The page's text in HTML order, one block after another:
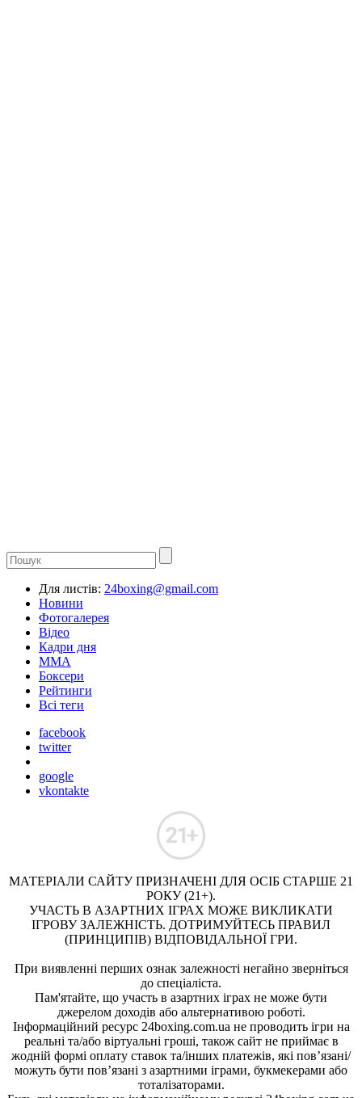
Для листів: 24boxing@gmail.com
Новини
Фотогалерея
Відео
Кадри дня
ММА
Боксери
Рейтинги
Всі теги
facebook
twitter
google
vkontakte
МАТЕРІАЛИ САЙТУ ПРИЗНАЧЕНІ ДЛЯ ОСІБ СТАРШЕ 21
РОКУ (21+).
УЧАСТЬ В АЗАРТНИХ ІГРАХ МОЖЕ ВИКЛИКАТИ
ІГРОВУ ЗАЛЕЖНІСТЬ. ДОТРИМУЙТЕСЬ ПРАВИЛ
(ПРИНЦИПІВ) ВІДПОВІДАЛЬНОЇ ГРИ.
При виявленні перших ознак залежності негайно зверніться
до спеціаліста.
Пам'ятайте, що участь в азартних іграх не може бути
джерелом доходів або альтернативою роботі.
Інформаційний ресурс 24boxing.com.ua не проводить ігри на
реальні та/або віртуальні гроші, також сайт не приймає в
жодній формі оплату ставок та/інших платежів, які пов’язані/
можуть бути пов’язані з азартними іграми, букмекерами або
тоталізаторами.